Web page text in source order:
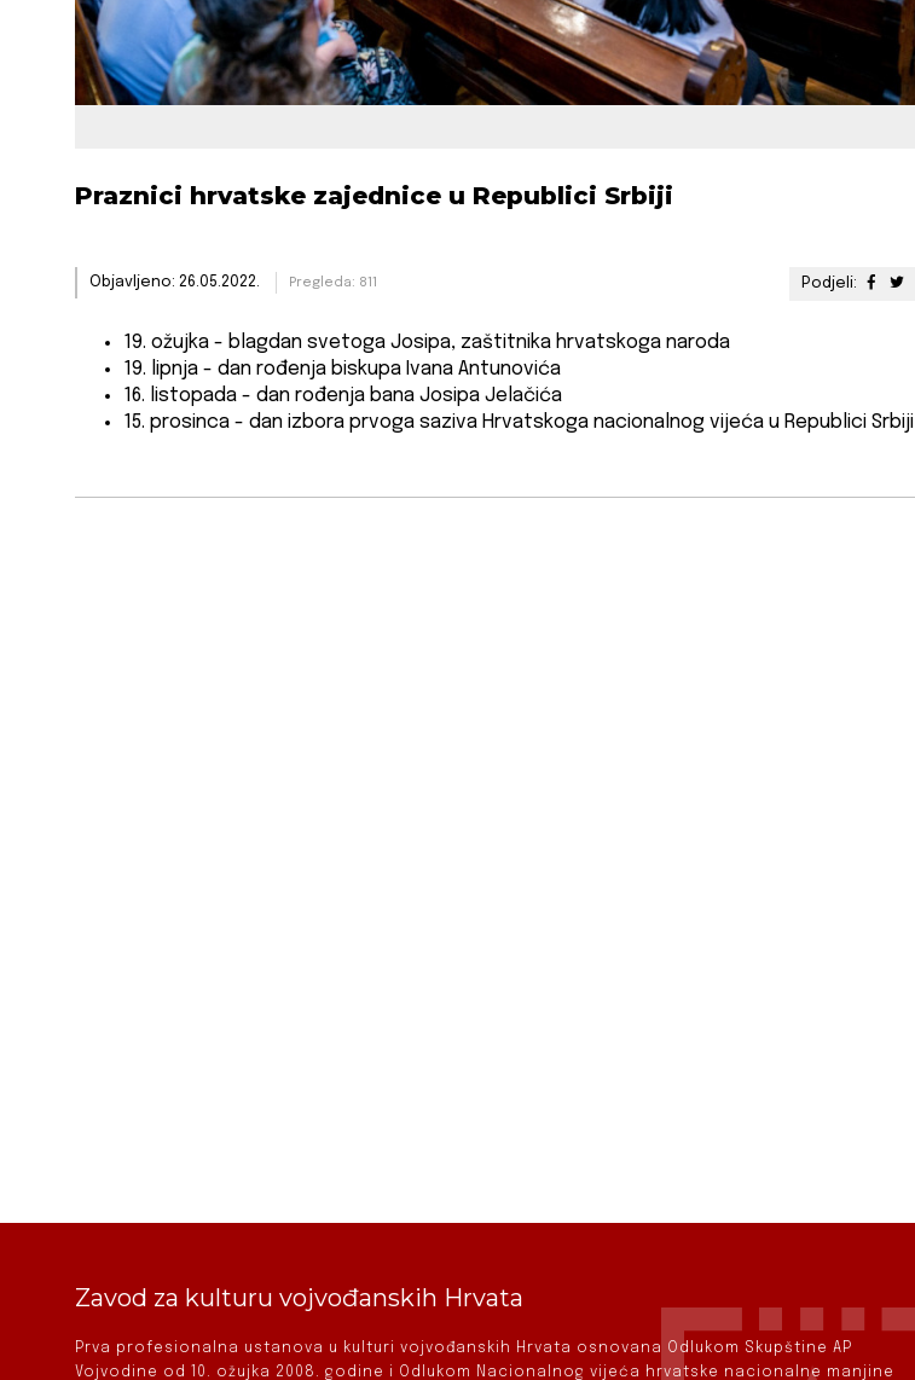
Praznici hrvatske zajednice u Republici Srbiji
Podjeli:
Objavljeno: 26.05.2022. Pregleda: 811
19. ožujka - blagdan svetoga Josipa, zaštitnika hrvatskoga naroda
19. lipnja - dan rođenja biskupa Ivana Antunovića
16. listopada - dan rođenja bana Josipa Jelačića
15. prosinca - dan izbora prvoga saziva Hrvatskoga nacionalnog vijeća u Republici Srbiji
Zavod za kulturu vojvođanskih Hrvata
Prva profesionalna ustanova u kulturi vojvođanskih Hrvata osnovana Odlukom Skupštine AP
Vojvodine od 10. ožujka 2008. godine i Odlukom Nacionalnog vijeća hrvatske nacionalne manjine